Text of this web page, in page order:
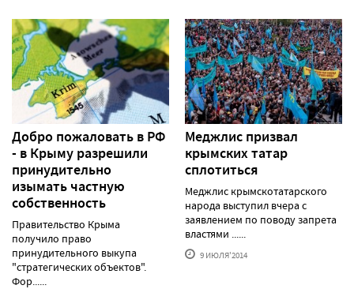
Добро пожаловать в РФ
- в Крыму разрешили
принудительно
изымать частную
собственность
Правительство Крыма
получило право
принудительного выкупа
"стратегических объектов".
Фор......
Меджлис призвал
крымских татар
сплотиться
Меджлис крымскотатарского
народа выступил вчера с
заявлением по поводу запрета
властями ......
9 ИЮЛЯ'2014